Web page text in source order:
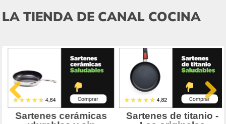
LA TIENDA DE CANAL COCINA